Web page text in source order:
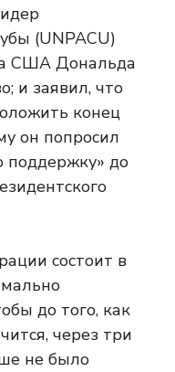
(UNPACU)
США Дональда
и заявил, что
конец
он попросил
поддержку» до
состоит в
до того, как
через три
не было